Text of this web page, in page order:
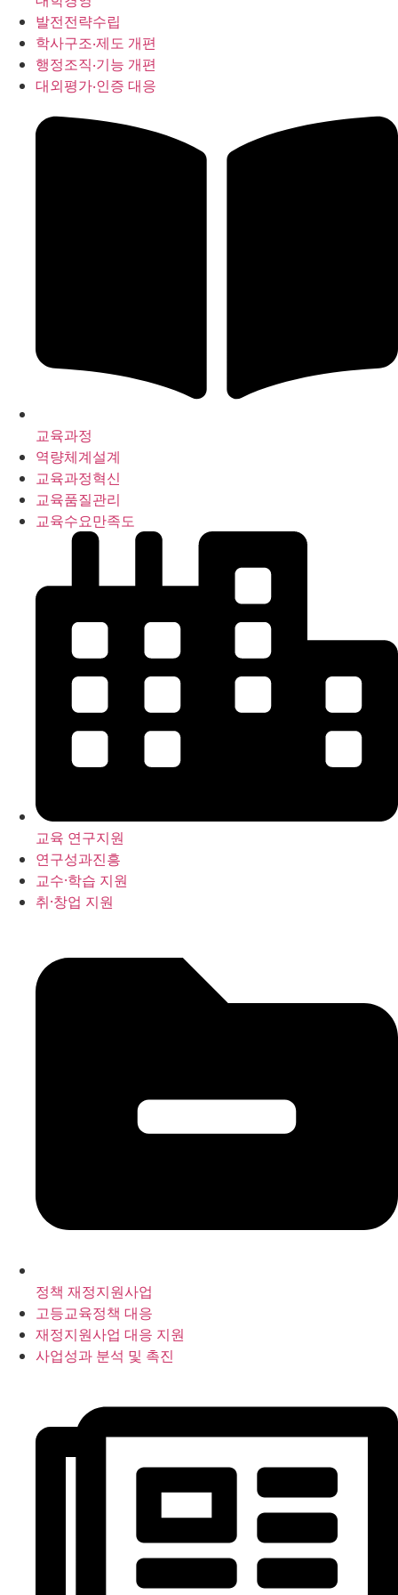
발전전략수립
학사구조‧제도 개편
행정조직‧기능 개편
대외평가‧인증 대응
교육과정
역량체계설계
교육과정혁신
교육품질관리
교육수요만족도
교육 연구지원
연구성과진흥
교수·학습 지원
취·창업 지원
정책 재정지원사업
고등교육정책 대응
재정지원사업 대응 지원
사업성과 분석 및 촉진